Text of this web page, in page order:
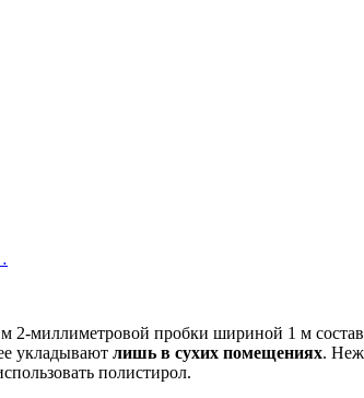
2-миллиметровой пробки шириной 1 м
укладывают лишь в сухих помещениях.
полистирол.